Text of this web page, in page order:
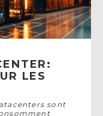
LES
sont